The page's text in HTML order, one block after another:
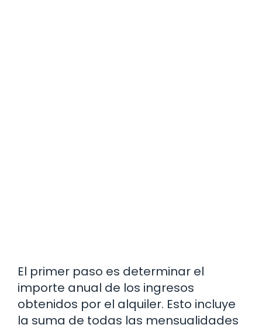
El primer paso es determinar el
importe anual de los ingresos
obtenidos por el alquiler. Esto incluye
la suma de todas las mensualidades